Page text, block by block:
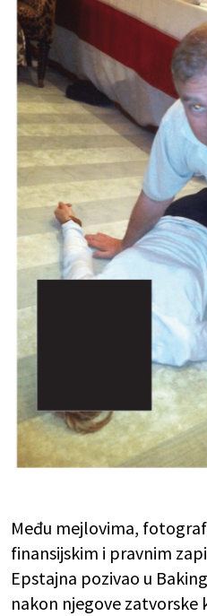
Među mejlovima,
finansijskim i pravnim
Epstajna pozivao u
nakon njegove zatvorske